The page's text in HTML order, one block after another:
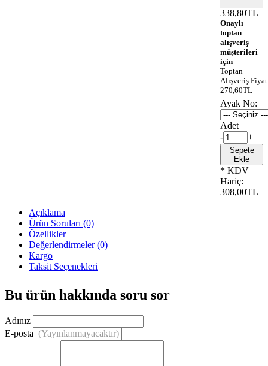
338,80TL
Onaylı
toptan
alışveriş
müşterileri
için
Toptan
Alışveriş
270,60TL
Ayak No:
Adet
-
+
Sepete
Ekle
* KDV
Hariç:
308,00TL
Açıklama
Ürün Soruları (0)
Özellikler
Değerlendirmeler (0)
Kargo
Taksit Seçenekleri
Bu ürün hakkında soru sor
Adınız
E-posta (Yayınlanmayacaktır)